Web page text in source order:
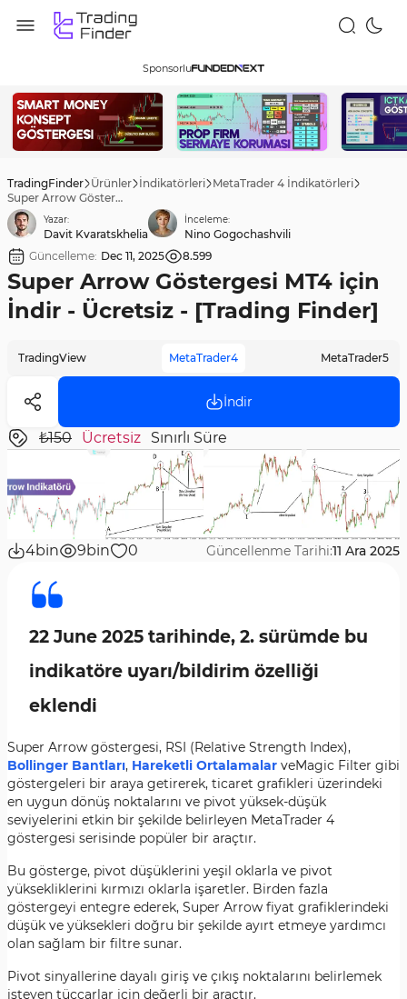
Sponsorlu
TradingFinder Ürünler İndikatörleri MetaTrader 4 İndikatörleri
Super Arrow Göstergesi MT4 için İndir - Ücretsiz - [Trading Finder]
Yazar:
Davit Kvaratskhelia
İnceleme:
Nino Gogochashvili
Güncelleme: Dec 11, 2025 8.599
Super Arrow Göstergesi MT4 için
İndir - Ücretsiz - [Trading Finder]
TradingView MetaTrader4 MetaTrader5
İndir
₺150 Ücretsiz Sınırlı Süre
4bin 9bin 0 Güncellenme Tarihi:11 Ara 2025
22 June 2025 tarihinde, 2. sürümde bu
indikatöre uyarı/bildirim özelliği
eklendi
Super Arrow göstergesi, RSI (Relative Strength Index),
Bollinger Bantları, Hareketli Ortalamalar veMagic Filter gibi
göstergeleri bir araya getirerek, ticaret grafikleri üzerindeki
en uygun dönüş noktalarını ve pivot yüksek-düşük
seviyelerini etkin bir şekilde belirleyen MetaTrader 4
göstergesi serisinde popüler bir araçtır.
Bu gösterge, pivot düşüklerini yeşil oklarla ve pivot
yüksekliklerini kırmızı oklarla işaretler. Birden fazla
göstergeyi entegre ederek, Super Arrow fiyat grafiklerindeki
düşük ve yüksekleri doğru bir şekilde ayırt etmeye yardımcı
olan sağlam bir filtre sunar.
Pivot sinyallerine dayalı giriş ve çıkış noktalarını belirlemek
isteyen tüccarlar için değerli bir araçtır.